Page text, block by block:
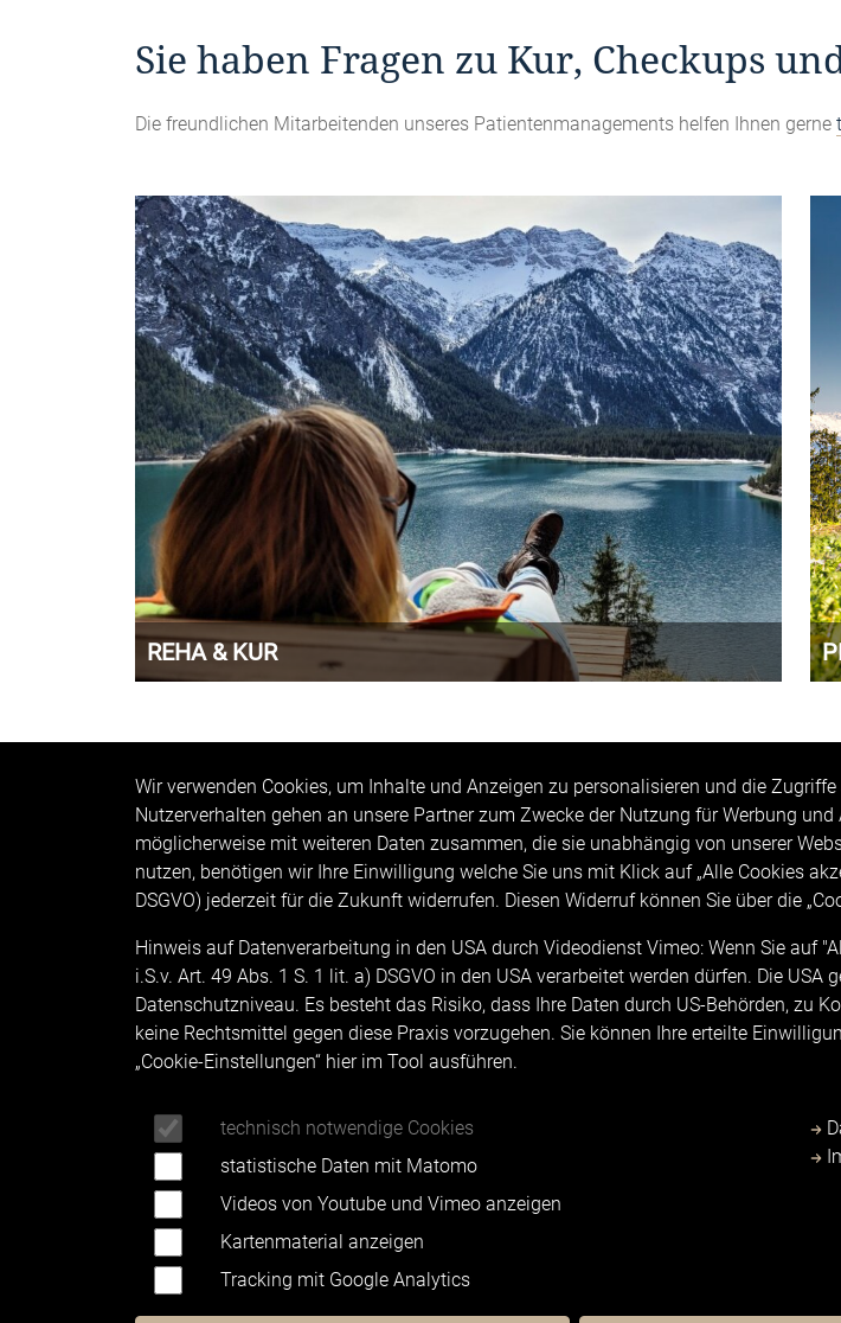
Sie haben Fragen zu Kur, Checkups
Die freundlichen Mitarbeitenden unseres Patientenmanagements helfen Ihnen gerne
REHA & KUR
KONTAKT
Das Alpreflect
Uferstraße 1
87629 Füssen-Hopfen am See
Tel.: +49 8362 504-0
Wir verwenden Cookies, um Inhalte und Anzeigen zu personalisieren und die
Nutzerverhalten gehen an unsere Partner zum Zwecke der Nutzung für Werbung
möglicherweise mit weiteren Daten zusammen, die sie unabhängig von unserer
nutzen, benötigen wir Ihre Einwilligung welche Sie uns mit Klick auf „Alle Cookies
DSGVO) jederzeit für die Zukunft widerrufen. Diesen Widerruf können Sie über die
Hinweis auf Datenverarbeitung in den USA durch Videodienst Vimeo: Wenn Sie auf
i.S.v. Art. 49 Abs. 1 S. 1 lit. a) DSGVO in den USA verarbeitet werden dürfen. Die
Datenschutzniveau. Es besteht das Risiko, dass Ihre Daten durch US-Behörden, zu
keine Rechtsmittel gegen diese Praxis vorzugehen. Sie können Ihre erteilte
„Cookie-Einstellungen“ hier im Tool ausführen.
technisch notwendige Cookies
statistische Daten mit Matomo
Videos von Youtube und Vimeo anzeigen
Kartenmaterial anzeigen
Tracking mit Google Analytics